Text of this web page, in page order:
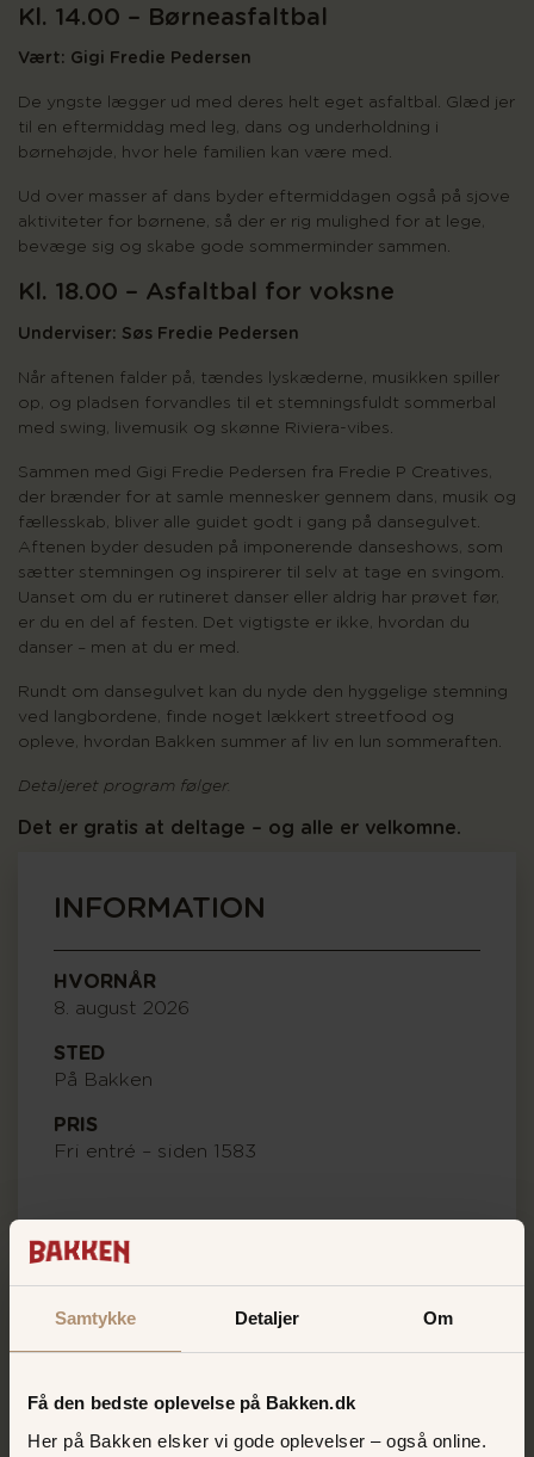
Samtykke Detaljer Om
Få den bedste oplevelse på Bakken.dk
Her på Bakken elsker vi gode oplevelser – også online.
Kl. 14.00 – Børneasfaltbal
Vært: Gigi Fredie Pedersen
De yngste lægger ud med deres helt eget asfaltbal. Glæd jer
til en eftermiddag med leg, dans og underholdning i
børnehøjde, hvor hele familien kan være med.
Ud over masser af dans byder eftermiddagen også på sjove
aktiviteter for børnene, så der er rig mulighed for at lege,
bevæge sig og skabe gode sommerminder sammen.
Kl. 18.00 – Asfaltbal for voksne
Underviser: Søs Fredie Pedersen
Når aftenen falder på, tændes lyskæderne, musikken spiller
op, og pladsen forvandles til et stemningsfuldt sommerbal
med swing, livemusik og skønne Riviera-vibes.
Sammen med Gigi Fredie Pedersen fra Fredie P Creatives,
der brænder for at samle mennesker gennem dans, musik og
fællesskab, bliver alle guidet godt i gang på dansegulvet.
Aftenen byder desuden på imponerende danseshows, som
sætter stemningen og inspirerer til selv at tage en svingom.
Uanset om du er rutineret danser eller aldrig har prøvet før,
er du en del af festen. Det vigtigste er ikke, hvordan du
danser – men at du er med.
Rundt om dansegulvet kan du nyde den hyggelige stemning
ved langbordene, finde noget lækkert streetfood og
opleve, hvordan Bakken summer af liv en lun sommeraften.
Detaljeret program følger.
Det er gratis at deltage – og alle er velkomne.
INFORMATION
HVORNÅR
8. august 2026
STED
På Bakken
PRIS
Fri entré – siden 1583